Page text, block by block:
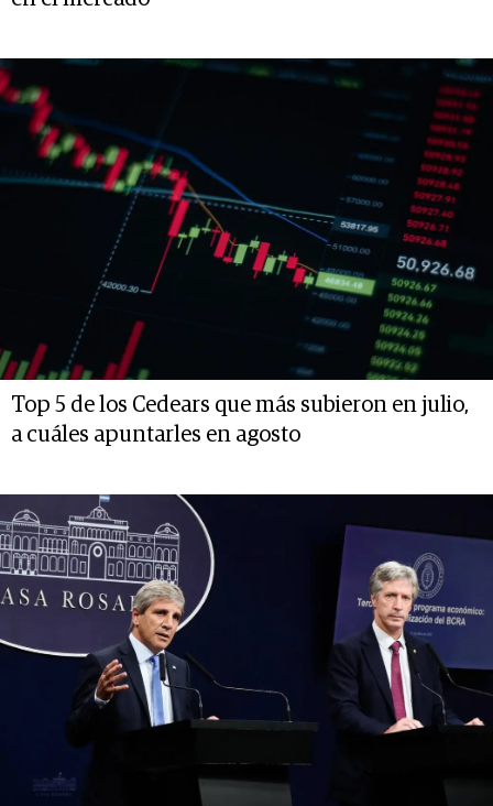
Top 5 de los Cedears que más subieron en julio,
a cuáles apuntarles en agosto